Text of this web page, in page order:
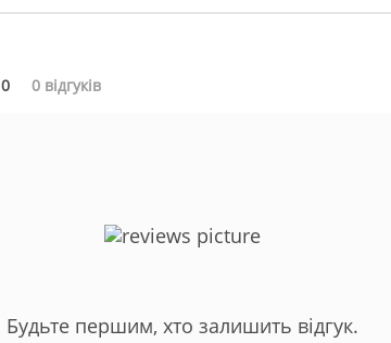
0 0 відгуків
Будьте першим, хто залишить відгук.